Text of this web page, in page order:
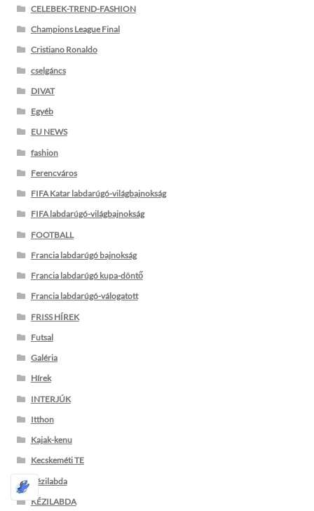
CELEBEK-TREND-FASHION
Champions League Final
Cristiano Ronaldo
cselgáncs
DIVAT
Egyéb
EU NEWS
fashion
Ferencváros
FIFA Katar labdarúgó-világbajnokság
FIFA labdarúgó-világbajnokság
FOOTBALL
Francia labdarúgó bajnokság
Francia labdarúgó kupa-döntő
Francia labdarúgó-válogatott
FRISS HÍREK
Futsal
Galéria
Hírek
INTERJÚK
Itthon
Kajak-kenu
Kecskeméti TE
Kézilabda
KÉZILABDA